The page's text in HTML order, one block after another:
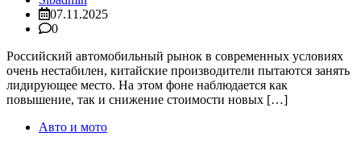
07.11.2025
0
Российский автомобильный рынок в современных условиях
очень нестабилен, китайские производители пытаются занять
лидирующее место. На этом фоне наблюдается как
повышение, так и снижение стоимости новых […]
Авто и мото